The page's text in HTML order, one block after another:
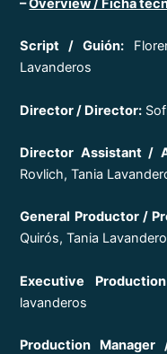
–Overview / Ficha
Script / Guión:
Lavanderos
Director / Director:
Director Assistant /
Rovlich, Tania
General Productor /
Quirós, Tania
Executive
lavanderos
Production